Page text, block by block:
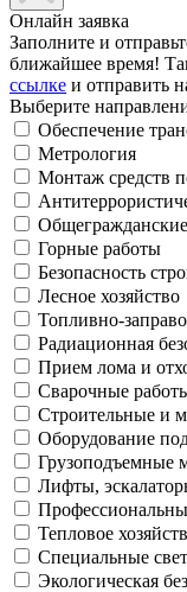
Онлайн заявка
Заполните и
ближайшее время!
ссылке и отправить
Выберите
Обеспечение
Метрология
Монтаж средств
Горные работы
Безопасность
Лесное хозяйство
Топливно-
Радиационная
Прием лома и
Сварочные
Строительные и
Оборудование
Грузоподъемные
Лифты,
Тепловое
Специальные
Экологическая